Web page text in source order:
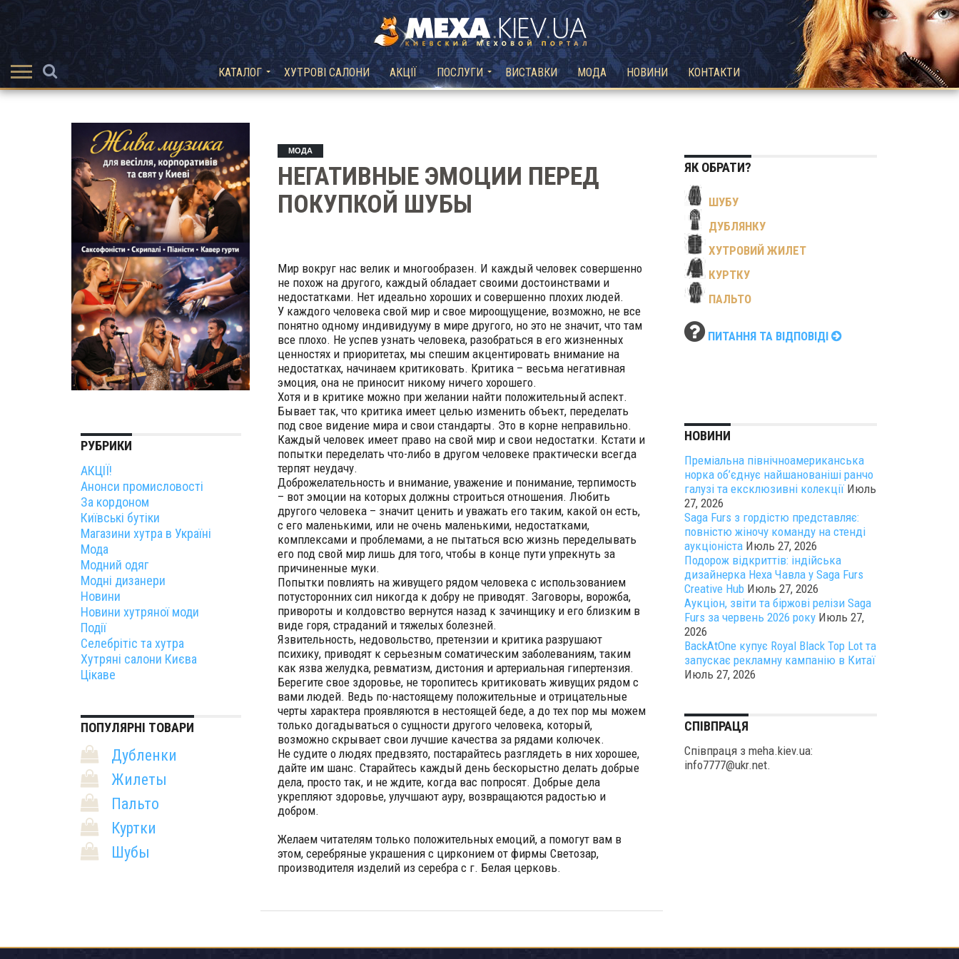
КАТАЛОГ ХУТРОВІ САЛОНИ АКЦІЇ ПОСЛУГИ ВИСТАВКИ МОДА НОВИНИ КОНТАКТИ
МОДА
НЕГАТИВНЫЕ ЭМОЦИИ ПЕРЕД
ПОКУПКОЙ ШУБЫ
Мир вокруг нас велик и многообразен. И каждый человек совершенно
не похож на другого, каждый обладает своими достоинствами и
недостатками. Нет идеально хороших и совершенно плохих людей.
У каждого человека свой мир и свое мироощущение, возможно, не все
понятно одному индивидууму в мире другого, но это не значит, что там
все плохо. Не успев узнать человека, разобраться в его жизненных
ценностях и приоритетах, мы спешим акцентировать внимание на
недостатках, начинаем критиковать. Критика – весьма негативная
эмоция, она не приносит никому ничего хорошего.
Хотя и в критике можно при желании найти положительный аспект.
Бывает так, что критика имеет целью изменить объект, переделать
под свое видение мира и свои стандарты. Это в корне неправильно.
Каждый человек имеет право на свой мир и свои недостатки. Кстати и
попытки переделать что-либо в другом человеке практически всегда
терпят неудачу.
Доброжелательность и внимание, уважение и понимание, терпимость
– вот эмоции на которых должны строиться отношения. Любить
другого человека – значит ценить и уважать его таким, какой он есть,
с его маленькими, или не очень маленькими, недостатками,
комплексами и проблемами, а не пытаться всю жизнь переделывать
его под свой мир лишь для того, чтобы в конце пути упрекнуть за
причиненные муки.
Попытки повлиять на живущего рядом человека с использованием
потусторонних сил никогда к добру не приводят. Заговоры, ворожба,
привороты и колдовство вернутся назад к зачинщику и его близким в
виде горя, страданий и тяжелых болезней.
Язвительность, недовольство, претензии и критика разрушают
психику, приводят к серьезным соматическим заболеваниям, таким
как язва желудка, ревматизм, дистония и артериальная гипертензия.
Берегите свое здоровье, не торопитесь критиковать живущих рядом с
вами людей. Ведь по-настоящему положительные и отрицательные
черты характера проявляются в нестоящей беде, а до тех пор мы можем
только догадываться о сущности другого человека, который,
возможно скрывает свои лучшие качества за рядами колючек.
Не судите о людях предвзято, постарайтесь разглядеть в них хорошее,
дайте им шанс. Старайтесь каждый день бескорыстно делать добрые
дела, просто так, и не ждите, когда вас попросят. Добрые дела
укрепляют здоровье, улучшают ауру, возвращаются радостью и
добром.
Желаем читателям только положительных емоций, а помогут вам в
этом, серебряные украшения с цирконием от фирмы Светозар,
производителя изделий из серебра с г. Белая церковь.
РУБРИКИ
АКЦІЇ!
Анонси промисловості
За кордоном
Київські бутіки
Магазини хутра в Україні
Мода
Модний одяг
Модні дизанери
Новини
Новини хутряної моди
Події
Селебрітіс та хутра
Хутряні салони Києва
Цікаве
ПОПУЛЯРНІ ТОВАРИ
Дубленки
Жилеты
Пальто
Куртки
Шубы
ЯК ОБРАТИ?
ШУБУ
ДУБЛЯНКУ
ХУТРОВИЙ ЖИЛЕТ
КУРТКУ
ПАЛЬТО
ПИТАННЯ ТА ВІДПОВІДІ
НОВИНИ
Преміальна північноамериканська
норка об’єднує найшанованіші ранчо
галузі та ексклюзивні колекції Июль
27, 2026
Saga Furs з гордістю представляє:
повністю жіночу команду на стенді
аукціоніста Июль 27, 2026
Подорож відкриттів: індійська
дизайнерка Неха Чавла у Saga Furs
Creative Hub Июль 27, 2026
Аукціон, звіти та біржові релізи Saga
Furs за червень 2026 року Июль 27,
2026
BackAtOne купує Royal Black Top Lot та
запускає рекламну кампанію в Китаї
Июль 27, 2026
СПІВПРАЦЯ
Співпраця з meha.kiev.ua:
info7777@ukr.net.